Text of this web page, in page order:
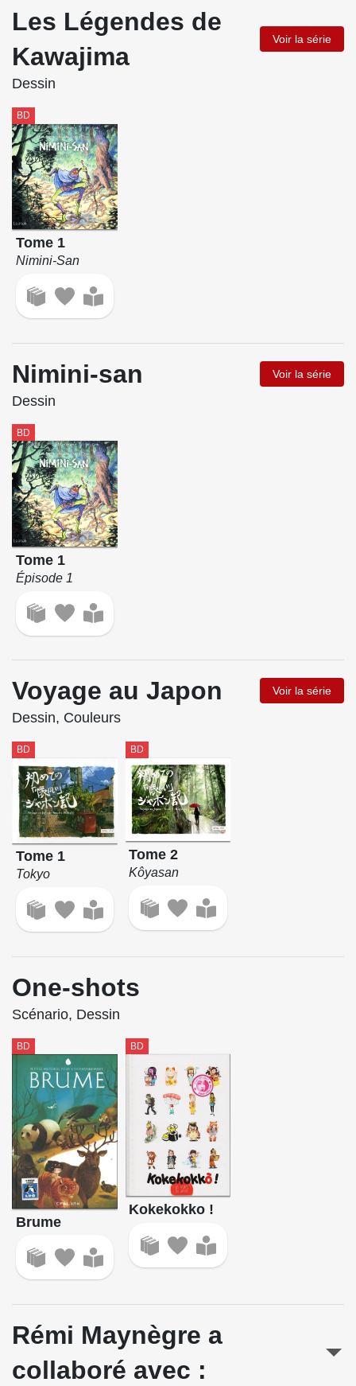
Les Légendes de
Kawajima
Voir la série
Dessin
BD
Tome 1
Nimini-San
Nimini-san Voir la série
Dessin
BD
Tome 1
Épisode 1
Voyage au Japon Voir la série
Dessin, Couleurs
BD
Tome 1
Tokyo
BD
Tome 2
Kôyasan
One-shots
Scénario, Dessin
BD
Brume
BD
Kokekokko !
Rémi Maynègre a
collaboré avec :